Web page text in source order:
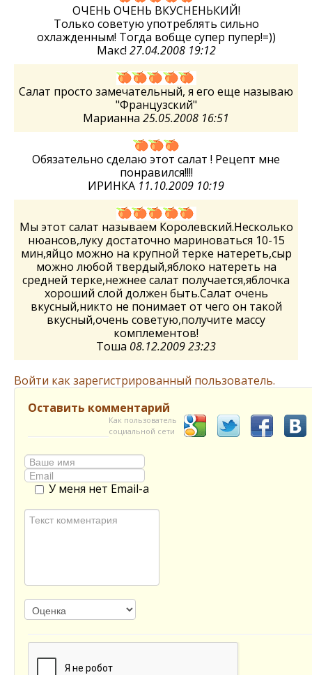
ОЧЕНЬ ОЧЕНЬ ВКУСНЕНЬКИЙ!
Только советую употреблять сильно
охлажденным! Тогда вобще супер пупер!=))
Макс! 27.04.2008 19:12
Салат просто замечательный, я его еще называю
"Французский"
Марианна 25.05.2008 16:51
Обязательно сделаю этот салат ! Рецепт мне
понравился!!!!
ИРИНКА 11.10.2009 10:19
Мы этот салат называем Королевский.Несколько
нюансов,луку достаточно мариноваться 10-15
мин,яйцо можно на крупной терке натереть,сыр
можно любой твердый,яблоко натереть на
средней терке,нежнее салат получается,яблочка
хороший слой должен быть.Салат очень
вкусный,никто не понимает от чего он такой
вкусный,очень советую,получите массу
комплементов!
Тоша 08.12.2009 23:23
Войти как зарегистрированный пользователь.
Оставить комментарий
Как пользователь
социальной сети
У меня нет Email-а